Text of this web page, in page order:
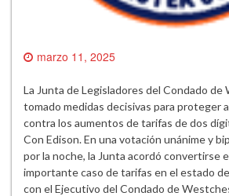
marzo 11, 2025
La Junta de Legisladores del Condado
tomado medidas decisivas para proteger
contra los aumentos de tarifas de dos
Con Edison. En una votación unánime y
por la noche, la Junta acordó convertirse
importante caso de tarifas en el estado
con el Ejecutivo del Condado de